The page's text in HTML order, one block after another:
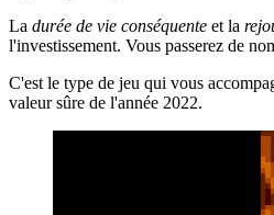
La durée de vie conséquente et la
l'investissement. Vous passerez de
C'est le type de jeu qui vous
valeur sûre de l'année 2022.